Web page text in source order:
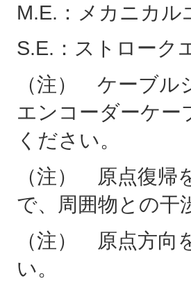
M.E.：メカニカル
S.E.：ストローク
（注） ケーブル
エンコーダーケー
ください。
（注） 原点復帰
で、周囲物との干
（注） 原点方向
い。